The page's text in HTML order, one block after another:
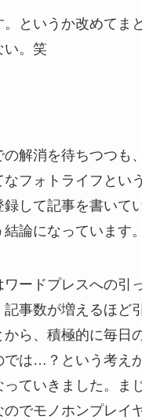
というか改めてま
い。笑
解消を待ちつつも
なフォトライフとい
録して記事を書いて
論になっています。
ードプレスへの引
事数が増えるほど
ら、積極的に毎日
では…？という考え
ていきました。ま
でモノホンプレイ